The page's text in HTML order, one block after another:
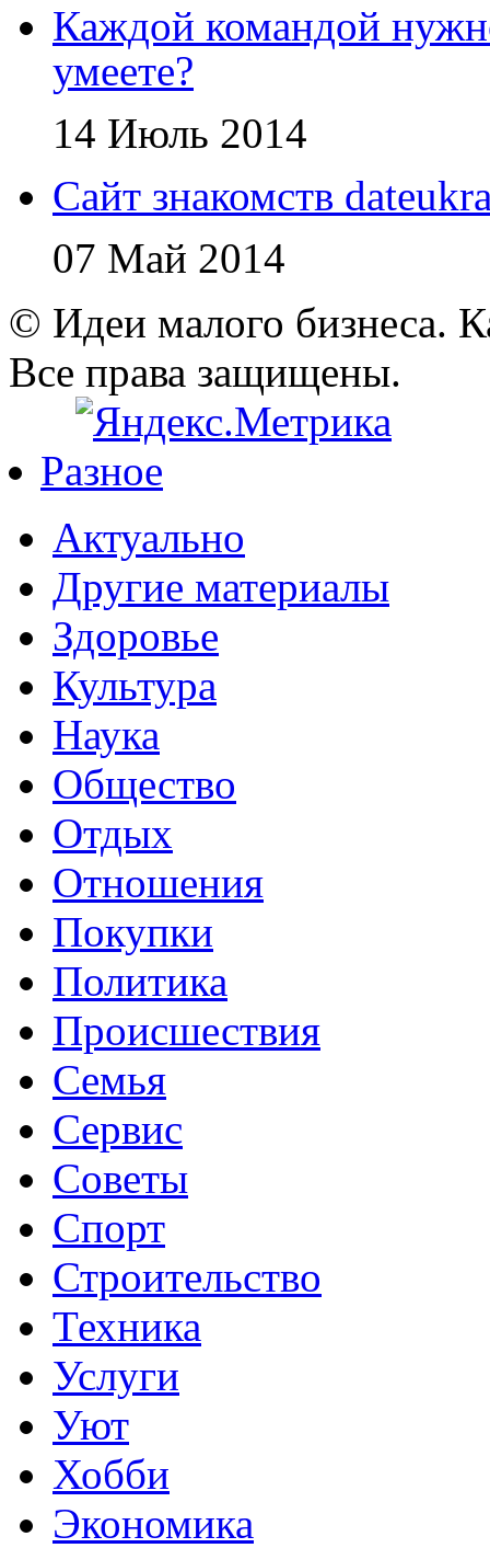
Каждой командой
умеете?
14 Июль 2014
Сайт знакомств
07 Май 2014
© Идеи малого бизнеса.
Все права защищены.
Разное
Актуально
Другие материалы
Здоровье
Культура
Наука
Общество
Отдых
Отношения
Покупки
Политика
Происшествия
Семья
Сервис
Советы
Спорт
Строительство
Техника
Услуги
Уют
Хобби
Экономика